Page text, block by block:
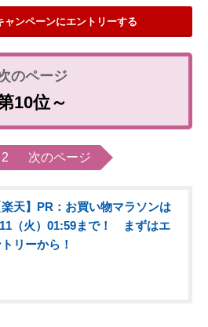
ャンペーンにエントリーする
10位～
2 次のページ
楽天】PR：お買い物マラソンは
（火）01:59まで！ まずはエ
リーから！